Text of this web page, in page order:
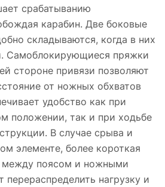
срабатыванию
карабин. Две боковые
складываются, когда в них
Самоблокирующиеся пряжки
стороне привязи позволяют
от ножных обхватов
удобство как при
положении, так и при ходьбе
В случае срыва и
элементе, более короткая
между поясом и ножными
перераспределить нагрузку и